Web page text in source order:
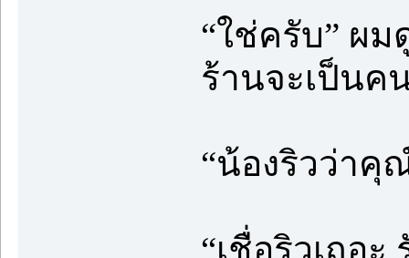
“ใช่ครับ” ผ
ร้านจะเป็นค
“น้องริวว่าคุ
“เชื่อริวเถอ